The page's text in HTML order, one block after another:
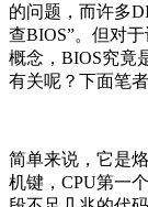
的问题，而许多
查BIOS”。但对
概念，BIOS究竟
有关呢？下面笔
简单来说，它是
机键，CPU第一